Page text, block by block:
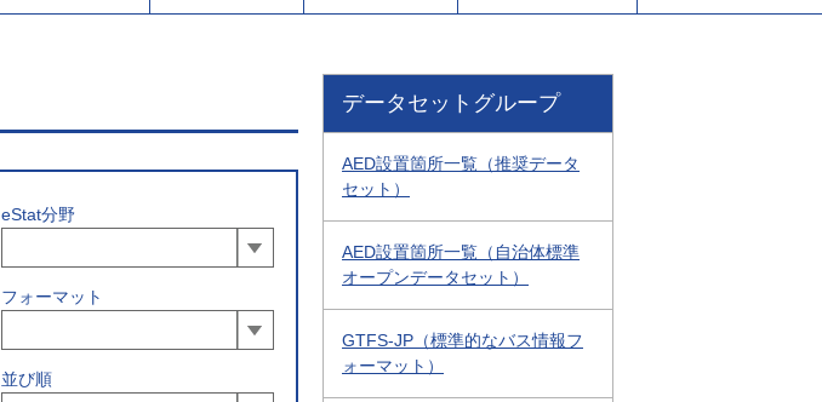
eStat分野
フォーマット
並び順
データセットグループ
AED設置箇所一覧（推奨データ
セット）
AED設置箇所一覧（自治体標準
オープンデータセット）
GTFS-JP（標準的なバス情報フ
ォーマット）